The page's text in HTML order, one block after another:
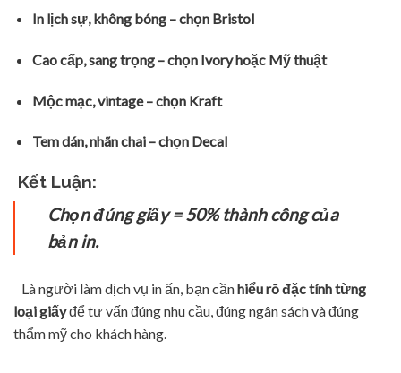
In lịch sự, không bóng – chọn Bristol
Cao cấp, sang trọng – chọn Ivory hoặc Mỹ thuật
Mộc mạc, vintage – chọn Kraft
Tem dán, nhãn chai – chọn Decal
Kết Luận:
Chọn đúng giấy = 50% thành công của
bản in.
Là người làm dịch vụ in ấn, bạn cầnhiểu rõ đặc tính từng
loại giấyđể tư vấn đúng nhu cầu, đúng ngân sách và đúng
thẩm mỹ cho khách hàng.